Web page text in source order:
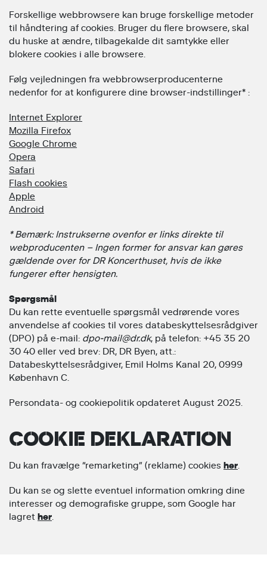
Forskellige webbrowsere kan bruge forskellige metoder
til håndtering af cookies. Bruger du flere browsere, skal
du huske at ændre, tilbagekalde dit samtykke eller
blokere cookies i alle browsere.
Følg vejledningen fra webbrowserproducenterne
nedenfor for at konfigurere dine browser-indstillinger* :
Internet Explorer
Mozilla Firefox
Google Chrome
Opera
Safari
Flash cookies
Apple
Android
* Bemærk: Instrukserne ovenfor er links direkte til
webproducenten – Ingen former for ansvar kan gøres
gældende over for DR Koncerthuset, hvis de ikke
fungerer efter hensigten.
Spørgsmål
Du kan rette eventuelle spørgsmål vedrørende vores
anvendelse af cookies til vores databeskyttelsesrådgiver
(DPO) på e-mail: dpo-mail@dr.dk, på telefon: +45 35 20
30 40 eller ved brev: DR, DR Byen, att.:
Databeskyttelsesrådgiver, Emil Holms Kanal 20, 0999
København C.
Persondata- og cookiepolitik opdateret August 2025.
COOKIE DEKLARATION
Du kan fravælge “remarketing” (reklame) cookies her.
Du kan se og slette eventuel information omkring dine
interesser og demografiske gruppe, som Google har
lagret her.